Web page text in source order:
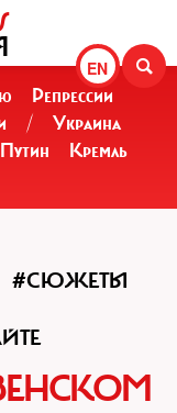
EN
Репрессии
/
Украина
Путин
Кремль
#СЮЖЕТЫ